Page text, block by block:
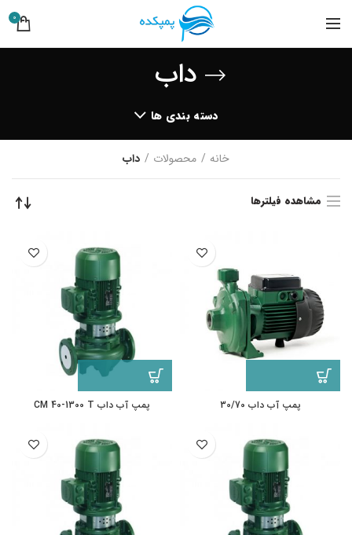
0
داب
دسته بندی ها
خانه محصولات داب
مشاهده فیلترها
پمپ آب داب 30/70 پمپ آب داب CM 40-1300 T